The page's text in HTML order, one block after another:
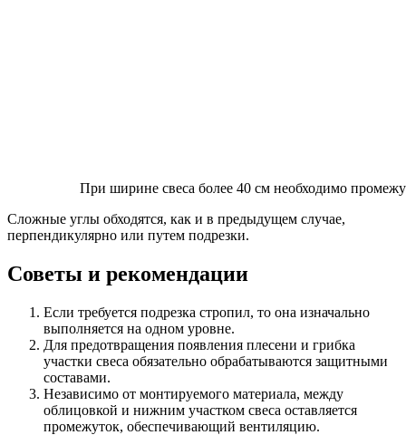
При ширине свеса более 40 см необходимо
Сложные углы обходятся, как и в предыдущем случае,
перпендикулярно или путем подрезки.
Советы и рекомендации
Если требуется подрезка стропил, то она изначально
выполняется на одном уровне.
Для предотвращения появления плесени и грибка
участки свеса обязательно обрабатываются защитными
составами.
Независимо от монтируемого материала, между
облицовкой и нижним участком свеса оставляется
промежуток, обеспечивающий вентиляцию.